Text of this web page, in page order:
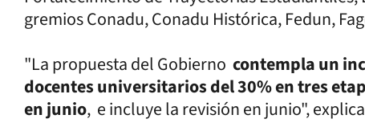
gremios Conadu, Conadu Histórica, Fedun,
"La propuesta del Gobierno contempla un
docentes universitarios del 30% en tres
en junio, e incluye la revisión en junio",